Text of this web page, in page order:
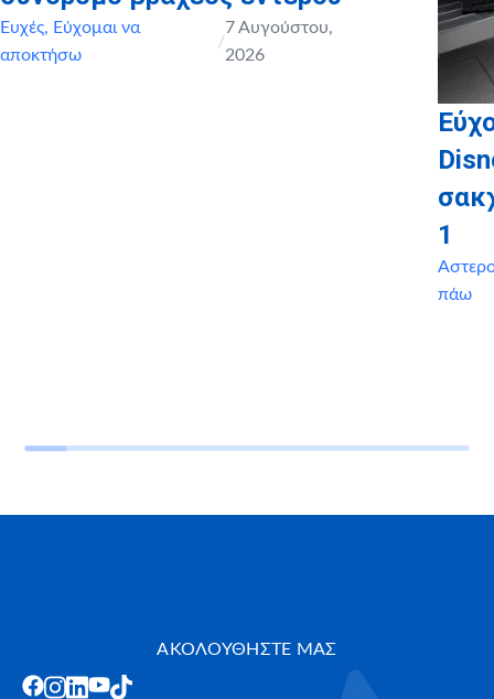
Ευχές, Εύχομαι να
αποκτήσω
/
7 Αυγούστου,
2026
1
πάω
ΑΚΟΛΟΥΘΗΣΤΕ ΜΑΣ